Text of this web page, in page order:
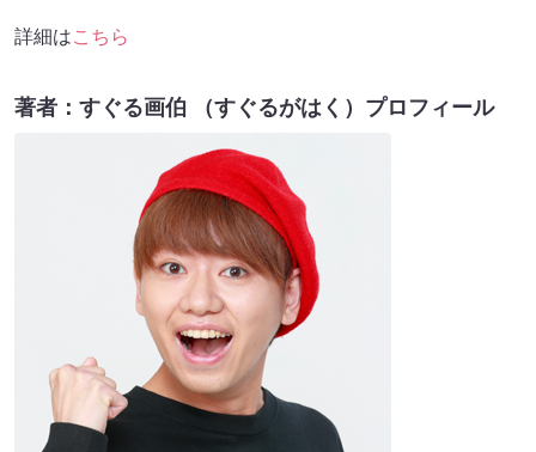
詳細はこ ち ら
著者：すぐる画伯 （すぐるがはく）プロフィール